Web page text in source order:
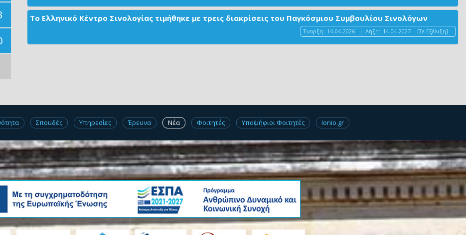
Το Ελληνικό Κέντρο Σινολογίας τιμήθηκε με τρεις διακρίσεις του Παγκόσμιου Συμβουλίου Σινολόγων
Έναρξη: 14-04-2026 | Λήξη: 14-04-2027 [Σε Εξέλιξη]
Σπουδές Υπηρεσίες Έρευνα Νέα Φοιτητές Υποψήφιοι Φοιτητές Ionio.gr